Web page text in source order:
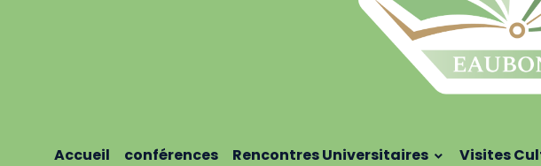
Accueil conférences Rencontres Universitaires Visites